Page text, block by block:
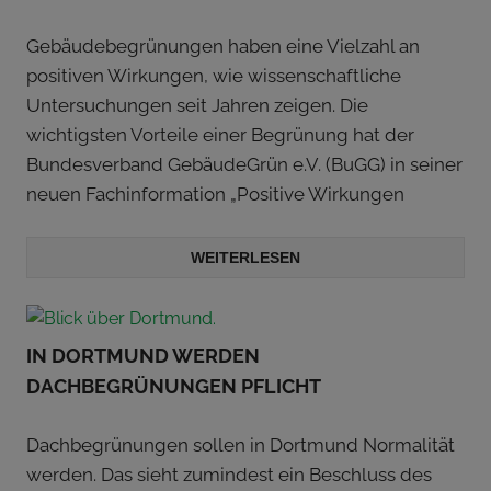
Gebäudebegrünungen haben eine Vielzahl an
positiven Wirkungen, wie wissenschaftliche
Untersuchungen seit Jahren zeigen. Die
wichtigsten Vorteile einer Begrünung hat der
Bundesverband GebäudeGrün e.V. (BuGG) in seiner
neuen Fachinformation „Positive Wirkungen
WEITERLESEN
IN DORTMUND WERDEN
DACHBEGRÜNUNGEN PFLICHT
Dachbegrünungen sollen in Dortmund Normalität
werden. Das sieht zumindest ein Beschluss des